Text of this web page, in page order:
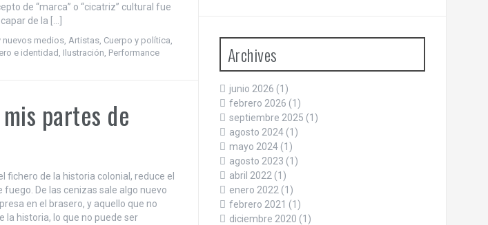
de “marca” o “cicatriz” cultural fue
de la […]
nuevos medios,Artistas, Cuerpo y política,
e identidad, Ilustración, Performance
partes de
fichero de la historia colonial, reduce el
De las cenizas sale algo nuevo
en el brasero, y aquello que no
la historia, lo que no puede ser
Archives
junio 2026 (1)
febrero 2026 (1)
septiembre 2025 (1)
agosto 2024(1)
mayo 2024(1)
agosto 2023 (1)
abril 2022(1)
enero 2022(1)
febrero 2021 (1)
diciembre 2020 (1)